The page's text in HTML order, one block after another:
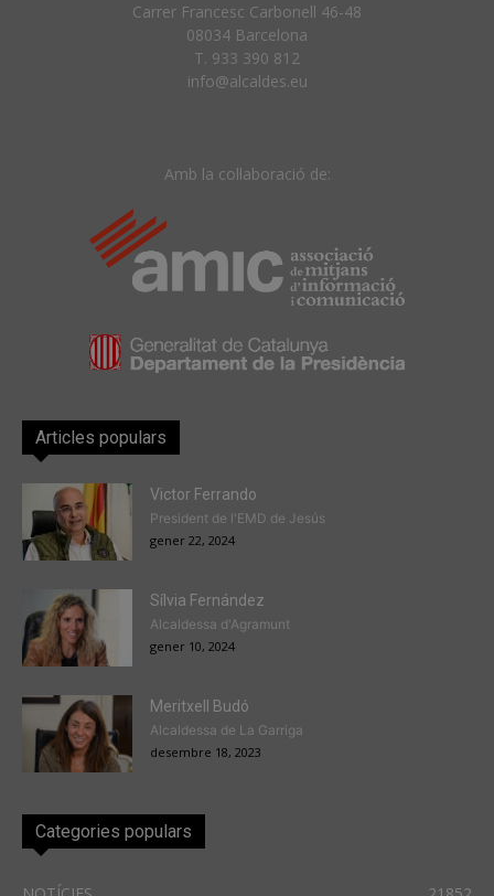
Carrer Francesc Carbonell 46-48
08034 Barcelona
T. 933 390 812
info@alcaldes.eu
Amb la col·laboració de:
Articles populars
Victor Ferrando
President de l'EMD de Jesús
gener 22, 2024
Sílvia Fernández
Alcaldessa d'Agramunt
gener 10, 2024
Meritxell Budó
Alcaldessa de La Garriga
desembre 18, 2023
Categories populars